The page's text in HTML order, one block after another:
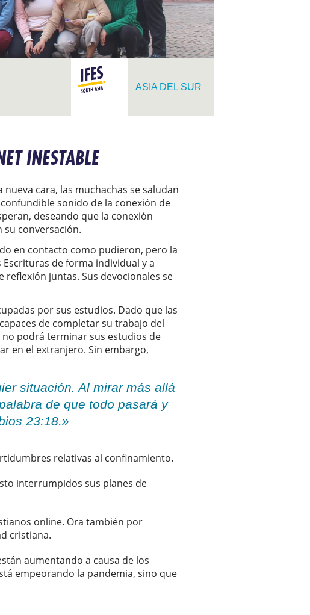
ASIA DEL SUR
INESTABLE
cara, las muchachas se saludan
sonido de la conexión de
deseando que la conexión
su conversación.
en contacto como pudieron, pero la
de forma individual y a
juntas. Sus devocionales se
por sus estudios. Dado que las
de completar su trabajo del
podrá terminar sus estudios de
en el extranjero. Sin embargo,
situación. Al mirar más allá
de que todo pasará y
23:18.»
relativas al confinamiento.
interrumpidos sus planes de
online. Ora también por
cristiana.
aumentando a causa de los
empeorando la pandemia, sino que